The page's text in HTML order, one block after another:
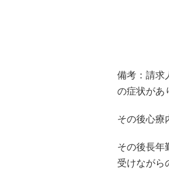
備考：請求
の症状があ
その後心療
その後長年
受けながら